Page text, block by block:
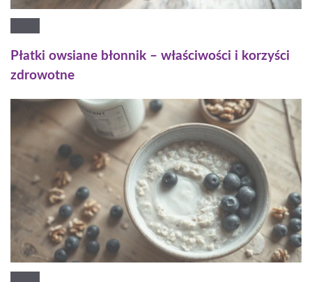
Płatki owsiane błonnik – właściwości i korzyści
zdrowotne